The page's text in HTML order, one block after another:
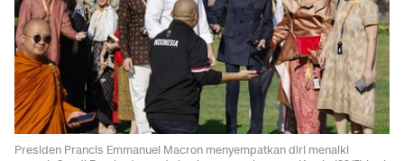
Presiden Prancis Emmanuel Macron menyempatkan diri menaiki